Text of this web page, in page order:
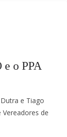
o PPA
e Tiago
de